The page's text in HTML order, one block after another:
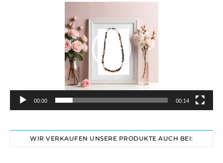
00:00 00:14
WIR VERKAUFEN UNSERE PRODUKTE AUCH BEI: